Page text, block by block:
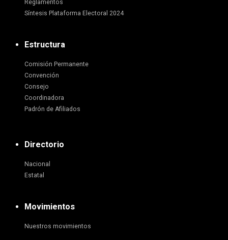
Reglamentos
Síntesis Plataforma Electoral 2024
Estructura
Comisión Permanente
Convención
Consejo
Coordinadora
Padrón de Afiliados
Directorio
Nacional
Estatal
Movimientos
Nuestros movimientos